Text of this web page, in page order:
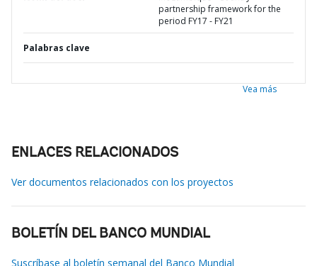
partnership framework for the
period FY17 - FY21
Palabras clave
Vea más
ENLACES RELACIONADOS
Ver documentos relacionados con los proyectos
BOLETÍN DEL BANCO MUNDIAL
Suscríbase al boletín semanal del Banco Mundial